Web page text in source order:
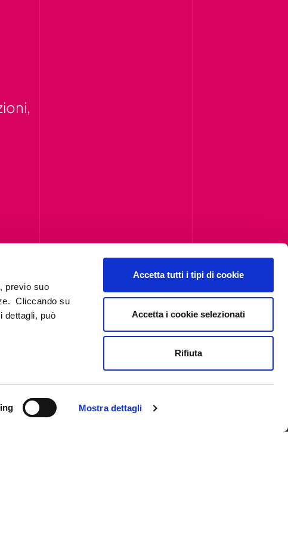
previo suo
Cliccando su
dettagli, può
Mostra dettagli
Accetta tutti i tipi di cookie
Accetta i cookie selezionati
Rifiuta
Iscriviti alla newsletter